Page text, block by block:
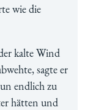
wie die
kalte Wind
sagte er
endlich zu
hätten und